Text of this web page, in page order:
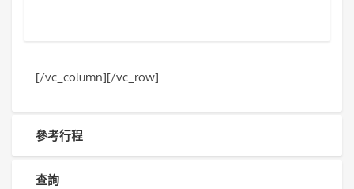
[/vc_column][/vc_row]
參考行程
查詢